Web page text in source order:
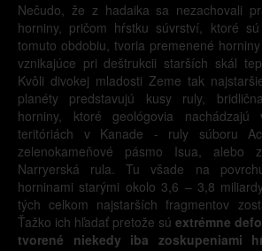
Nečudo, že z hadaika sa nezachovali
horniny, pričom hŕstku súvrství, ktoré
tomuto obdobiu, tvoria premenené
vznikajúce pri deštrukcii starších skál
Kvôli divokej mladosti Zeme tak
planéty predstavujú kusy ruly,
horniny, ktoré geológovia nachádzajú
teritóriách v Kanade - ruly súboru
zelenokameňové pásmo Isua, alebo
Narryerská rula. Tu všade na
horninami starými okolo 3,6 – 3,8
tých celkom najstarších fragmentov
Ťažko ich hľadať pretože sú extrémne
tvorené niekedy iba zoskupeniami